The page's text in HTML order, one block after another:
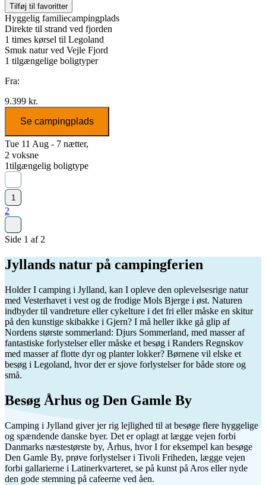
Tilføj til favoritter
Hyggelig familiecampingplads
Direkte til strand ved fjorden
1 times kørsel til Legoland
Smuk natur ved Vejle Fjord
1 tilgængelige boligtyper
Fra:
9.399 kr.
Se campingplads
Tue 11 Aug - 7 nætter,
2 voksne
1tilgængelig boligtype
1
2
Side 1 af 2
Jyllands natur på campingferien
Holder I camping i Jylland, kan I opleve den oplevelsesrige natur
med Vesterhavet i vest og de frodige Mols Bjerge i øst. Naturen
indbyder til vandreture eller cykelture i det fri eller måske en skitur
på den kunstige skibakke i Gjern? I må heller ikke gå glip af
Nordens største sommerland: Djurs Sommerland, med masser af
fantastiske forlystelser eller måske et besøg i Randers Regnskov
med masser af flotte dyr og planter lokker? Børnene vil elske et
besøg i Legoland, hvor der er sjove forlystelser for både store og
små.
Besøg Århus og Den Gamle By
Camping i Jylland giver jer rig lejlighed til at besøge flere hyggelige
og spændende danske byer. Det er oplagt at lægge vejen forbi
Danmarks næstestørste by, Århus, hvor I for eksempel kan besøge
Den Gamle By, prøve forlystelser i Tivoli Friheden, lægge vejen
forbi gallarierne i Latinerkvarteret, se på kunst på Aros eller nyde
den gode stemning på cafeerne ved åen.